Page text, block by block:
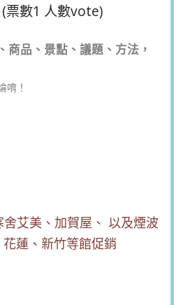
票數1 人數vote)
商品、景點、議題、方法，
唷！
艾美、加賀屋、 以及煙波
蓮、新竹等館促銷